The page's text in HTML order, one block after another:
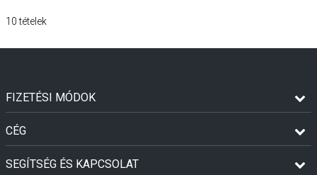
10 tételek
FIZETÉSI MÓDOK
CÉG
SEGÍTSÉG ÉS KAPCSOLAT